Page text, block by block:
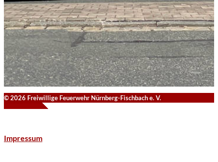
© 2026 Freiwillige Feuerwehr Nürnberg-Fischbach e. V.
Impressum